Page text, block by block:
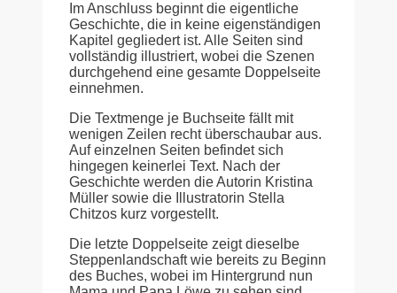
Im Anschluss beginnt die eigentliche
Geschichte, die in keine eigenständigen
Kapitel gegliedert ist. Alle Seiten sind
vollständig illustriert, wobei die Szenen
durchgehend eine gesamte Doppelseite
einnehmen.
Die Textmenge je Buchseite fällt mit
wenigen Zeilen recht überschaubar aus.
Auf einzelnen Seiten befindet sich
hingegen keinerlei Text. Nach der
Geschichte werden die Autorin Kristina
Müller sowie die Illustratorin Stella
Chitzos kurz vorgestellt.
Die letzte Doppelseite zeigt dieselbe
Steppenlandschaft wie bereits zu Beginn
des Buches, wobei im Hintergrund nun